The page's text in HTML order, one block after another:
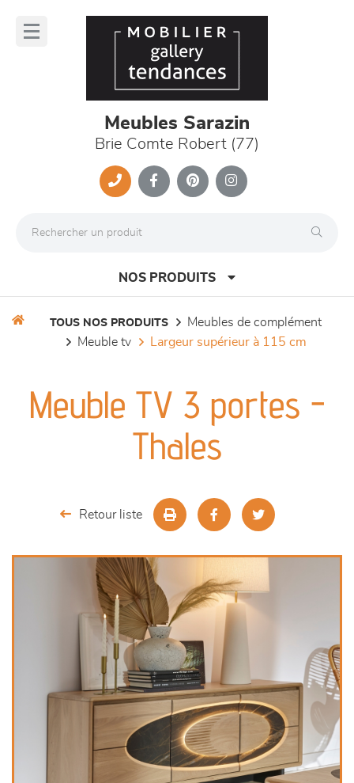
Meubles Sarazin
Brie Comte Robert (77)
NOS PRODUITS
séjours
meubles de complément
TOUS NOS PRODUITS
meubles de complément
meuble tv
largeur supérieur à 115 cm
Meuble TV 3 portes -
Thales
Retour liste